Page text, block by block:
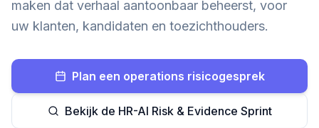
maken dat verhaal aantoonbaar beheerst, voor
uw klanten, kandidaten en toezichthouders.
Plan een operations risicogesprek
Bekijk de HR-AI Risk & Evidence Sprint